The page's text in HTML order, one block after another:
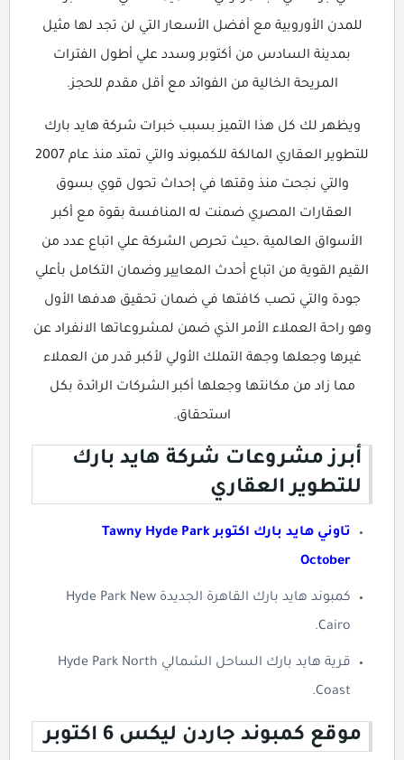
للمدن الأوروبية مع أفضل الأسعار التي لن تجد لها مثيل
بمدينة السادس من أكتوبر وسدد علي أطول الفترات
المريحة الخالية من الفوائد مع أقل مقدم للحجز.
ويظهر لك كل هذا التميز بسبب خبرات شركة هايد بارك
للتطوير العقاري المالكة للكمبوند والتي تمتد منذ عام 2007
والتي نجحت منذ وقتها في إحداث تحول قوي بسوق
العقارات المصري ضمنت له المنافسة بقوة مع أكبر
الأسواق العالمية ،حيث تحرص الشركة علي اتباع عدد من
القيم القوية من اتباع أحدث المعايير وضمان التكامل بأعلي
جودة والتي تصب كافتها في ضمان تحقيق هدفها الأول
وهو راحة العملاء الأمر الذي ضمن لمشروعاتها الانفراد عن
غيرها وجعلها وجهة التملك الأولي لأكبر قدر من العملاء
مما زاد من مكانتها وجعلها أكبر الشركات الرائدة بكل
استحقاق.
أبرز مشروعات شركة هايد بارك
للتطوير العقاري
تاوني هايد بارك اكتوبر Tawny Hyde Park
October
كمبوند هايد بارك القاهرة الجديدة Hyde Park New
Cairo.
قرية هايد بارك الساحل الشمالي Hyde Park North
Coast.
موقع كمبوند جاردن ليكس 6 اكتوبر